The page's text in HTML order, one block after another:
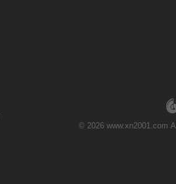
© 2026 www.xn2001.com